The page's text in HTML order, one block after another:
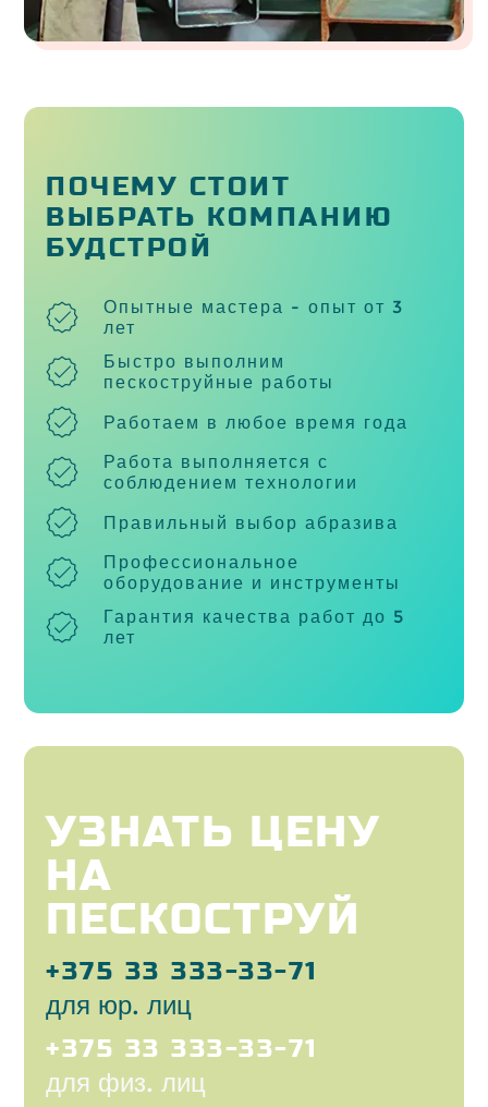
ПОЧЕМУ СТОИТ
ВЫБРАТЬ КОМПАНИЮ
БУДСТРОЙ
Опытные мастера - опыт от 3
лет
Быстро выполним
пескоструйные работы
Работаем в любое время года
Работа выполняется с
соблюдением технологии
Правильный выбор абразива
Профессиональное
оборудование и инструменты
Гарантия качества работ до 5
лет
УЗНАТЬ ЦЕНУ
НА
ПЕСКОСТРУЙ
+375 33 333-33-71
для юр. лиц
+375 33 333-33-71
для физ. лиц